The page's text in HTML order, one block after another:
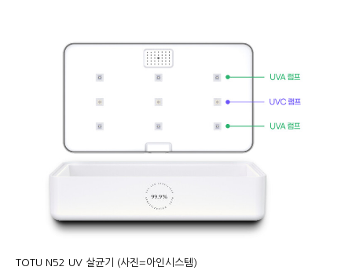
TOTU N52 UV 살균기 (사진=아인시스템)